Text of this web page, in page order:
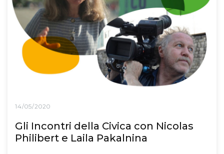
14/05/2020
Gli Incontri della Civica con Nicolas
Philibert e Laila Pakalnina